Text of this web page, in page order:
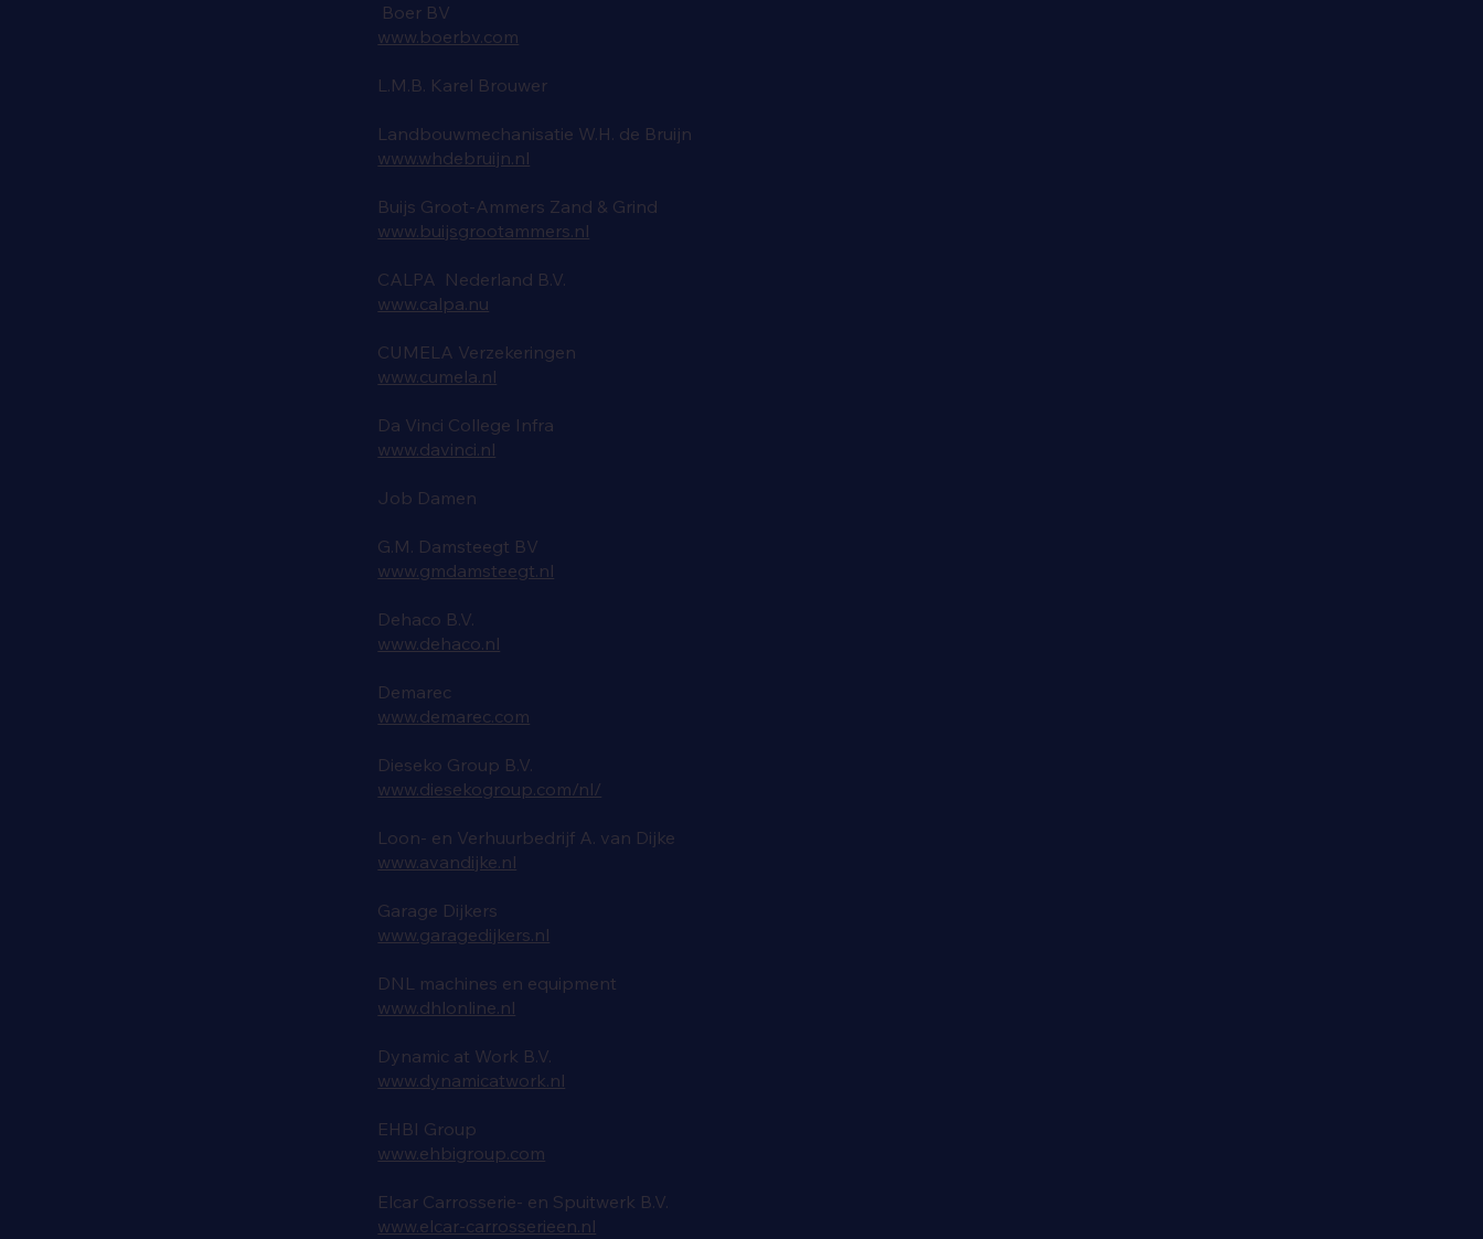
Boer BV
www.boerbv.com
L.M.B. Karel Brouwer
Landbouwmechanisatie W.H. de Bruijn
www.whdebruijn.nl
Buijs Groot-Ammers Zand & Grind
www.buijsgrootammers.nl
CALPA Nederland B.V.
www.calpa.nu
CUMELA Verzekeringen
www.cumela.nl
Da Vinci College Infra
www.davinci.nl
Job Damen
G.M. Damsteegt BV
www.gmdamsteegt.nl
Dehaco B.V.
www.dehaco.nl
Demarec
www.demarec.com
Dieseko Group B.V.
www.diesekogroup.com/nl/
Loon- en Verhuurbedrijf A. van Dijke
www.avandijke.nl
Garage Dijkers
www.garagedijkers.nl
DNL machines en equipment
www.dhlonline.nl
Dynamic at Work B.V.
www.dynamicatwork.nl
EHBI Group
www.ehbigroup.com
Elcar Carrosserie- en Spuitwerk B.V.
www.elcar-carrosserieen.nl